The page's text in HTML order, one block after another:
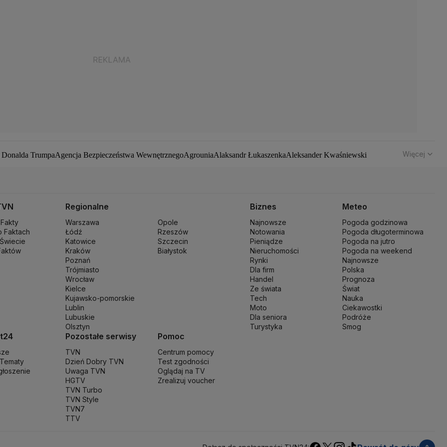
TrumpaAgencja Bezpieczeństwa WewnętrznegoAgrouniaAlaksandr ŁukaszenkaAleksander Kwaśniewski
Kryptowaluty Krzysztof Bosak Lech WałęsaLewica
Lotto
Ministerstwo InfrastrukturyMinisterstwo KulturyMinisterstwo Obrony NarodowejMinisterstwo Rolnictwa
Ministerstwo CyfryzacjiMinisterstwo Edukacji Narodowej Ministerstwo FinansówMinisterstwo Klimatu i Środowiska
Ministerstwo Rodziny, Pracy i Polityki SpołecznejMinisterstwo Spraw ZagranicznychMoskwa
Centrum Badań i RozwojuNarodowy Bank Polski Narodowy Fundusz ZdrowiaNASA
Nord Stream 2
Parlament EuropejskiPartia Demokratyczna USA PentagonPiotr Gliński PKB PolskiPKO BP
PolicjaPolska 2050 Prezes NBP Adam Glapiński
Prezydent RP
Rafał TrzaskowkiRafał BochenekRobert Biedroń Ryszard Petru
Służba Ochrony Państwa Samorząd terytorialnySędziowie
Straż Graniczna Suwerenna PolskaSztuczna inteligencja
Konstytucyjny Trzecia Droga TSUEUchodźcy UkrainaUnia Europejska
Więcej
Faktach
Regionalne
Warszawa
Łódź
Katowice
Kraków
Poznań
Trójmiasto
Wrocław
Kielce
Kujawsko-pomorskie
Lublin
Lubuskie
Olsztyn
Opole
Rzeszów
Szczecin
Białystok
Biznes
Najnowsze
Notowania
Pieniądze
Nieruchomości
Rynki
Dla firm
Handel
Ze świata
Tech
Moto
Dla seniora
Turystyka
Meteo
Pogoda godzinowa
Pogoda długoterminowa
Pogoda na jutro
Pogoda na weekend
Najnowsze
Polska
Prognoza
Świat
Nauka
Ciekawostki
Podróże
Smog
Pozostałe serwisy
TVN
Dzień Dobry TVN
Uwaga TVN
HGTV
TVN Turbo
TVN Style
TVN7
TTV
Pomoc
Centrum pomocy
Test zgodności
Oglądaj na TV
Zrealizuj voucher